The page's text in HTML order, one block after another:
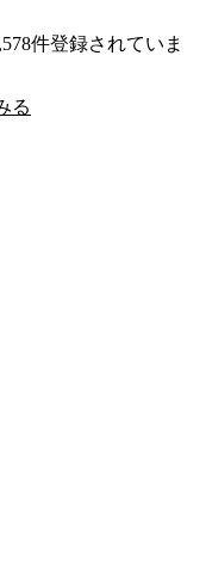
件登録されていま
る